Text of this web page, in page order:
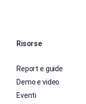
Risorse
Report e guide
Demo e video
Eventi